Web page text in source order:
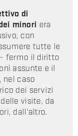
di
minori era
con
tutte le
fermo il diritto
assunte e il
nel caso
dei servizi
visite, da
dall'altro.